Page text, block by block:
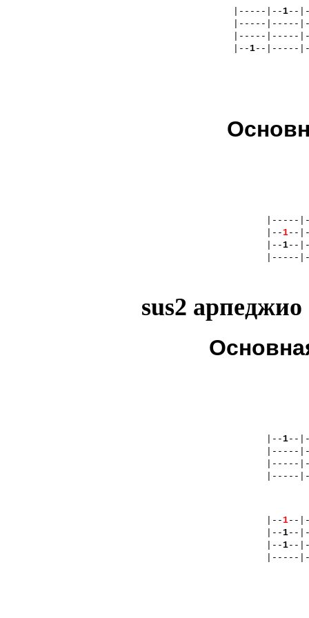
|-----|--1--
|-----|-----
|-----|-----
|--1--|-----
|-----
|--1--
|--1--
|-----
sus2 арпеджио
|--1--
|-----
|-----
|-----
|--1--
|--1--
|--1--
|-----